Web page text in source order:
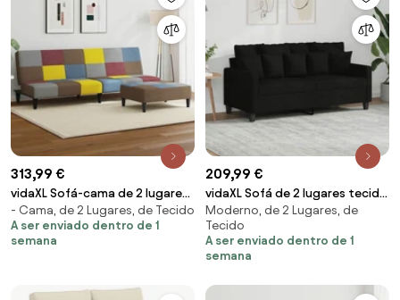
313,99 €
vidaXL Sofá-cama de 2 lugares
com apoio de pés tecido de
retalhos
- Cama, de 2 Lugares, de Tecido
A ser enviado dentro de 1
semana
209,99 €
vidaXL Sofá de 2 lugares tecido
140 cm preto
Moderno, de 2 Lugares, de
Tecido
A ser enviado dentro de 1
semana